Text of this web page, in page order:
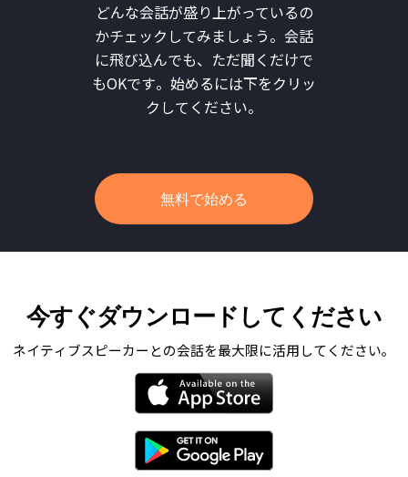
どんな会話が盛り上がっているの
かチェックしてみましょう。会話
に飛び込んでも、ただ聞くだけで
もOKです。始めるには下をクリッ
クしてください。
無料で始める
今すぐダウンロードしてください
ネイティブスピーカーとの会話を最大限に活用してください。